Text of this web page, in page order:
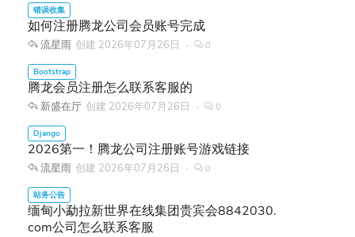
如何注册腾龙公司会员账号完成
流星雨 创建 2026年07月26日 0
腾龙会员注册怎么联系客服的
新盛在厅 创建 2026年07月26日 0
2026第一！腾龙公司注册账号游戏链接
流星雨 创建 2026年07月26日 0
缅甸小勐拉新世界在线集团贵宾会8842030.
com公司怎么联系客服